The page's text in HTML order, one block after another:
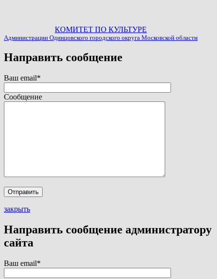
КОМИТЕТ ПО КУЛЬТУРЕ
Администрации Одинцовского городского округа Московской области
Направить сообщение
Ваш email*
Сообщение
закрыть
Направить сообщение администратору
сайта
Ваш email*